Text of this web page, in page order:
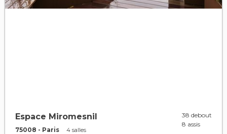
Espace Miromesnil
75008 - Paris 4 salles
38 debout
8 assis